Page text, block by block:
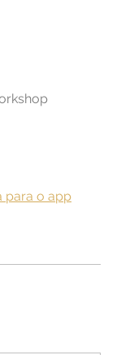
para o app